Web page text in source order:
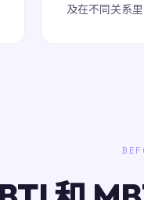
及在不同关系里